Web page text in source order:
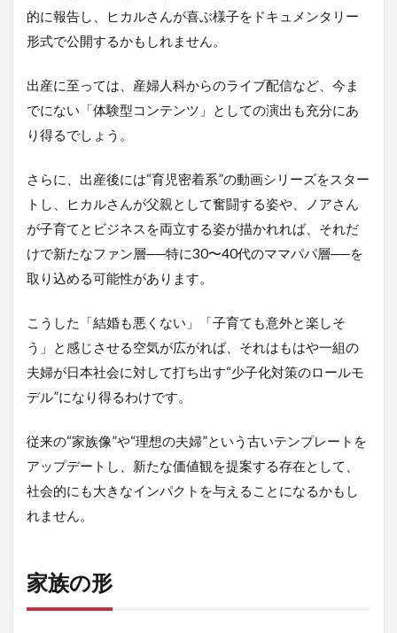
的に報告し、ヒカルさんが喜ぶ様子をドキュメンタリー
形式で公開するかもしれません。
出産に至っては、産婦人科からのライブ配信など、今ま
でにない「体験型コンテンツ」としての演出も充分にあ
り得るでしょう。
さらに、出産後には“育児密着系”の動画シリーズをスター
トし、ヒカルさんが父親として奮闘する姿や、ノアさん
が子育てとビジネスを両立する姿が描かれれば、それだ
けで新たなファン層──特に30〜40代のママパパ層──を
取り込める可能性があります。
こうした「結婚も悪くない」「子育ても意外と楽しそ
う」と感じさせる空気が広がれば、それはもはや一組の
夫婦が日本社会に対して打ち出す“少子化対策のロールモ
デル”になり得るわけです。
従来の“家族像”や“理想の夫婦”という古いテンプレートを
アップデートし、新たな価値観を提案する存在として、
社会的にも大きなインパクトを与えることになるかもし
れません。
家族の形